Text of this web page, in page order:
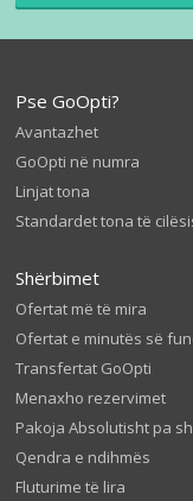
Pse GoOpti?
Avantazhet
GoOpti në numra
Linjat tona
Standardet tona të
Shërbimet
Ofertat më të mira
Ofertat e minutës së
Transfertat GoOpti
Menaxho rezervimet
Pakoja Absolutisht pa
Qendra e ndihmës
Fluturime të lira